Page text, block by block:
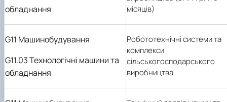
обладнання
місяців)
G11 Машинобудування
G11.03 Технологічні машини та
обладнання
Робототехнічні системи та
комплекси
сільськогосподарського
виробництва